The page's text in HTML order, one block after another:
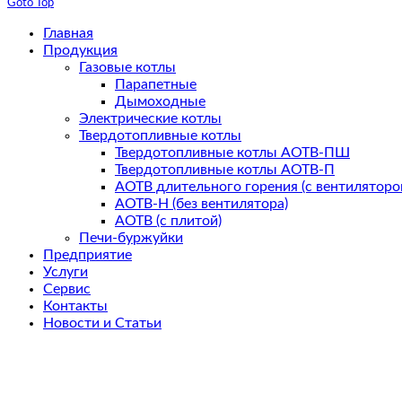
Goto Top
Главная
Продукция
Газовые котлы
Парапетные
Дымоходные
Электрические котлы
Твердотопливные котлы
Твердотопливные котлы АОТВ-ПШ
Твердотопливные котлы АОТВ-П
АОТВ длительного горения (с
АОТВ-Н (без вентилятора)
АОТВ (с плитой)
Печи-буржуйки
Предприятие
Услуги
Сервис
Контакты
Новости и Статьи